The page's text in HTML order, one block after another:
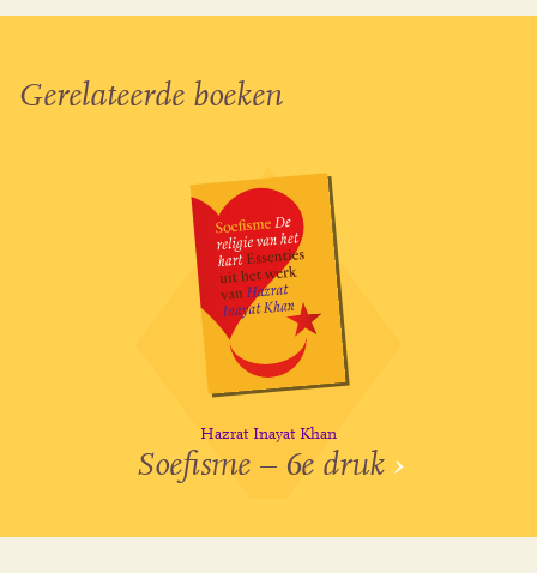
Gerelateerde boeken
Hazrat Inayat Khan
Soefisme – 6e druk ›